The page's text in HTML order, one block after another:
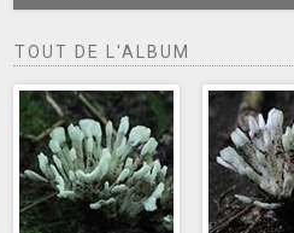
TOUT DE L'ALBUM